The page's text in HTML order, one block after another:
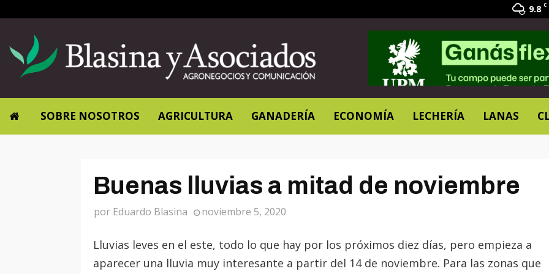
9.8 C
SOBRE NOSOTROS AGRICULTURA GANADERÍA ECONOMÍA LECHERÍA LANAS
Buenas lluvias a mitad de noviembre
por Eduardo Blasina noviembre 5, 2020
Lluvias leves en el este, todo lo que hay por los próximos diez días, pero empieza a
aparecer una lluvia muy interesante a partir del 14 de noviembre. Para las zonas que